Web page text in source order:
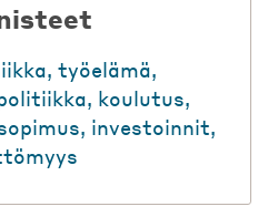
, työelämä,
, koulutus,
, investoinnit,